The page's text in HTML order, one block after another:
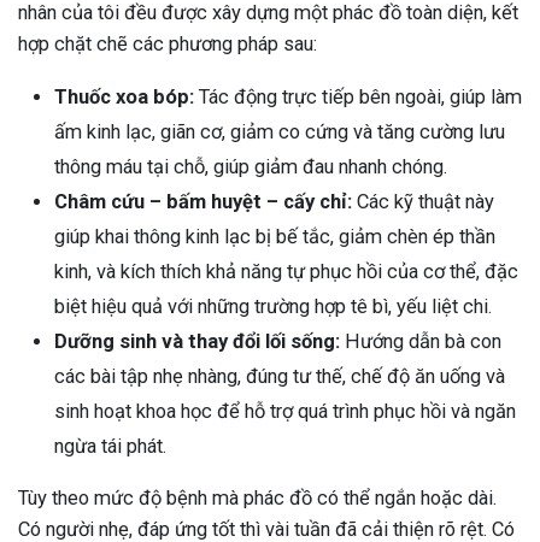
nhân của tôi đều được xây dựng một phác đồ toàn diện, kết
hợp chặt chẽ các phương pháp sau:
Thuốc xoa bóp: Tác động trực tiếp bên ngoài, giúp làm
ấm kinh lạc, giãn cơ, giảm co cứng và tăng cường lưu
thông máu tại chỗ, giúp giảm đau nhanh chóng.
Châm cứu – bấm huyệt – cấy chỉ: Các kỹ thuật này
giúp khai thông kinh lạc bị bế tắc, giảm chèn ép thần
kinh, và kích thích khả năng tự phục hồi của cơ thể, đặc
biệt hiệu quả với những trường hợp tê bì, yếu liệt chi.
Dưỡng sinh và thay đổi lối sống: Hướng dẫn bà con
các bài tập nhẹ nhàng, đúng tư thế, chế độ ăn uống và
sinh hoạt khoa học để hỗ trợ quá trình phục hồi và ngăn
ngừa tái phát.
Tùy theo mức độ bệnh mà phác đồ có thể ngắn hoặc dài.
Có người nhẹ, đáp ứng tốt thì vài tuần đã cải thiện rõ rệt. Có